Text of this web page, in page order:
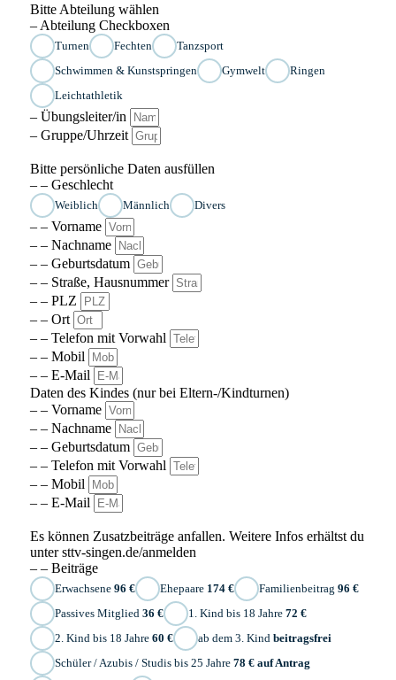
Bitte Abteilung wählen
– Abteilung Checkboxen
Turnen Fechten
Tanzsport
Schwimmen & Kunstspringen
Gymwelt
Ringen
Leichtathletik
– Übungsleiter/in
– Gruppe/Uhrzeit
Bitte persönliche Daten ausfüllen
– – Geschlecht
Weiblich Männlich Divers
– – Vorname
– – Nachname
– – Geburtsdatum
– – Straße, Hausnummer
– – PLZ
– – Ort
– – Telefon mit Vorwahl
– – Mobil
– – E-Mail
Daten des Kindes (nur bei Eltern-/Kindturnen)
– – Vorname
– – Nachname
– – Geburtsdatum
– – Telefon mit Vorwahl
– – Mobil
– – E-Mail
Es können Zusatzbeiträge anfallen. Weitere Infos erhältst du
unter sttv-singen.de/anmelden
– – Beiträge
Erwachsene 96 € Ehepaare 174 € Familienbeitrag 96 €
Passives Mitglied 36 € 1. Kind bis 18 Jahre 72 €
2. Kind bis 18 Jahre 60 € ab dem 3. Kind beitragsfrei
Schüler / Azubis / Studis bis 25 Jahre 78 € auf Antrag